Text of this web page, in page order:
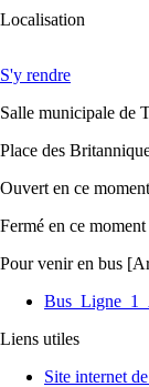
Localisation
S'y rendre
Salle municipale de
Place des
Ouvert en ce moment
Fermé en ce moment
Pour venir en bus
Liens utiles
Site internet